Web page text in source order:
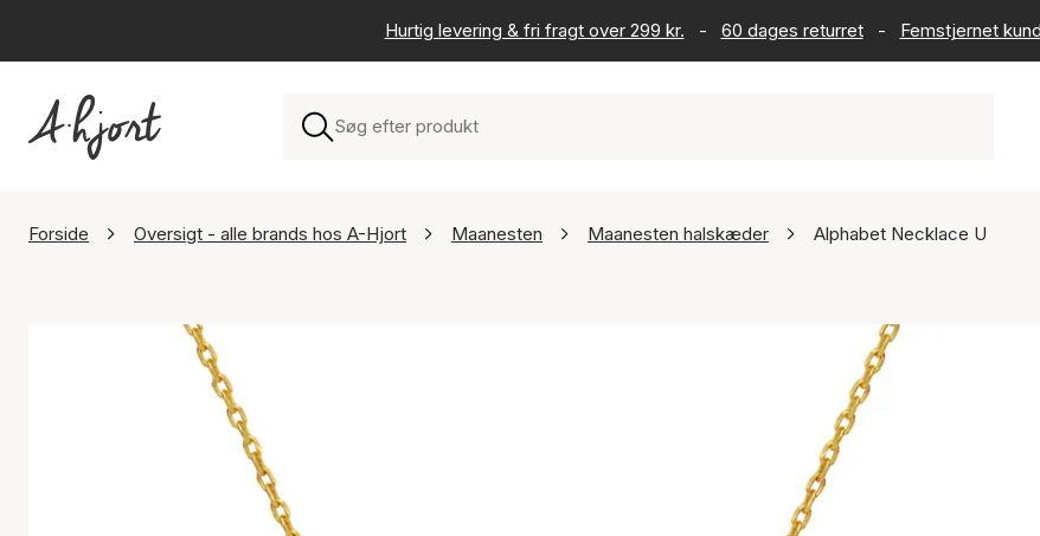
Hurtig levering & fri fragt over 299 kr. - 60 dages returret - Femstjernet
Forside Oversigt - alle brands hos A-Hjort Maanesten Maanesten halskæder Alphabet Necklace U